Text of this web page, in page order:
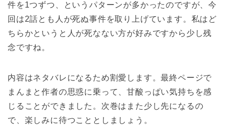
件を1つずつ、というパターンが多かったのですが、今
回は2話とも人が死ぬ事件を取り上げています。私はど
ちらかというと人が死なない方が好みですから少し残
念ですね。
内容はネタバレになるため割愛します。最終ページで
まんまと作者の思惑に乗って、甘酸っぱい気持ちを感
じることができました。次巻はまた少し先になるの
で、楽しみに待つこととしましょう。